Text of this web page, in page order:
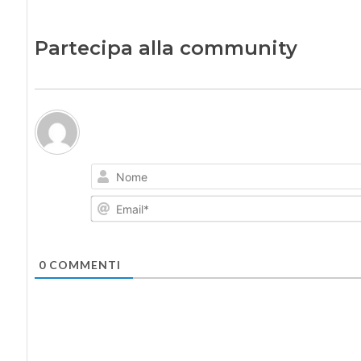
Partecipa alla community
0COMMENTI